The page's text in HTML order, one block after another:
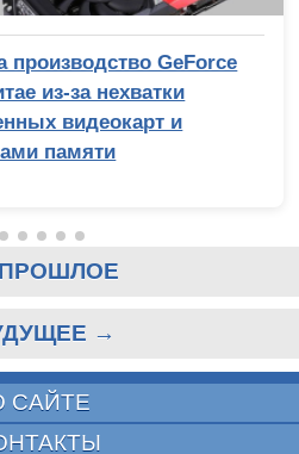
производство GeForce
из-за нехватки
видеокарт и
памяти
→
САЙТЕ